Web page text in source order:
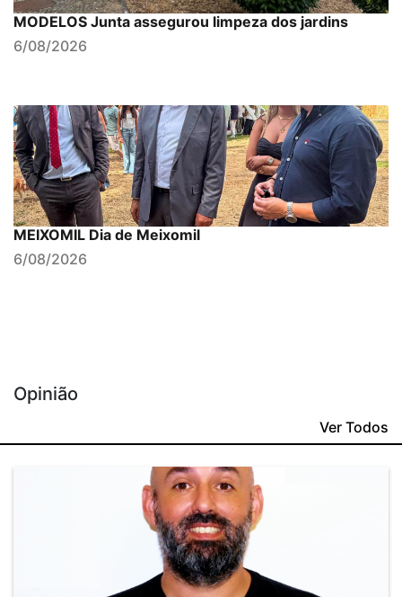
MODELOS Junta assegurou limpeza dos jardins
6/08/2026
MEIXOMIL Dia de Meixomil
6/08/2026
Opinião
Ver Todos